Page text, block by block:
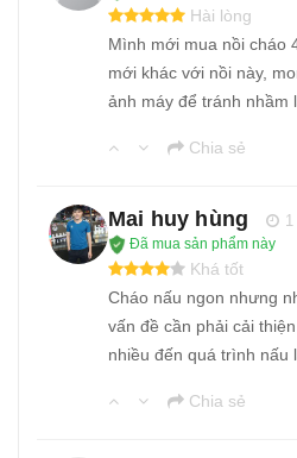
Hài lòng
Mình mới mua nồi cháo
mới khác với nồi này,
ảnh máy để tránh nhầm
Chia sẻ
Mai huy hùng
Đã mua sản phẩm này
Khá tốt
Cháo nấu ngon nhưng
vấn đề cần phải cải
nhiều đến quá trình nấu
Chia sẻ